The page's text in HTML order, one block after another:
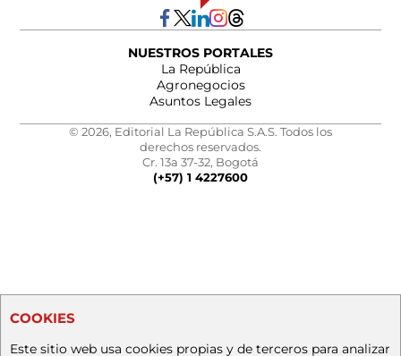
NUESTROS PORTALES
La República
Agronegocios
Asuntos Legales
© 2026, Editorial La República S.A.S. Todos los
derechos reservados.
Cr. 13a 37-32, Bogotá
(+57) 1 4227600
COOKIES
Este sitio web usa cookies propias y de terceros para analizar